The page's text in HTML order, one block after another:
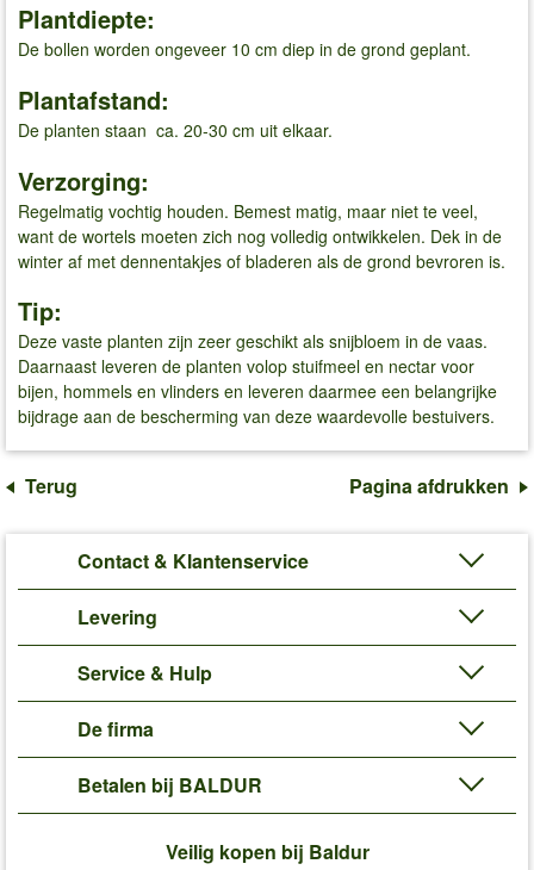
Plantdiepte:
De bollen worden ongeveer 10 cm diep in de grond geplant.
Plantafstand:
De planten staan ca. 20-30 cm uit elkaar.
Verzorging:
Regelmatig vochtig houden. Bemest matig, maar niet te veel,
want de wortels moeten zich nog volledig ontwikkelen. Dek in de
winter af met dennentakjes of bladeren als de grond bevroren is.
Tip:
Deze vaste planten zijn zeer geschikt als snijbloem in de vaas.
Daarnaast leveren de planten volop stuifmeel en nectar voor
bijen, hommels en vlinders en leveren daarmee een belangrijke
bijdrage aan de bescherming van deze waardevolle bestuivers.
Terug Pagina afdrukken
Contact & Klantenservice
Levering
Service & Hulp
De firma
Betalen bij BALDUR
Veilig kopen bij Baldur